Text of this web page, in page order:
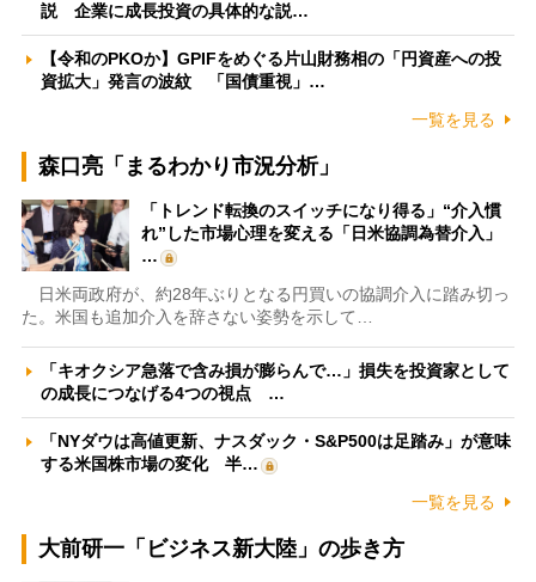
説 企業に成長投資の具体的な説…
【令和のPKOか】GPIFをめぐる片山財務相の「円資産への投
資拡大」発言の波紋 「国債重視」…
一覧を見る
森口亮「まるわかり市況分析」
「トレンド転換のスイッチになり得る」“介入慣
れ”した市場心理を変える「日米協調為替介入」
…
日米両政府が、約28年ぶりとなる円買いの協調介入に踏み切っ
た。米国も追加介入を辞さない姿勢を示して…
「キオクシア急落で含み損が膨らんで…」損失を投資家として
の成長につなげる4つの視点 …
「NYダウは高値更新、ナスダック・S&P500は足踏み」が意味
する米国株市場の変化 半…
一覧を見る
大前研一「ビジネス新大陸」の歩き方